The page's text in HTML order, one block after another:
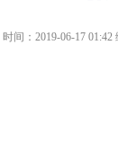
时间：2019-06-17